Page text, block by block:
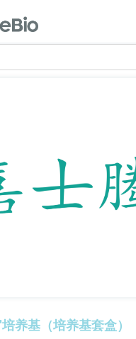
养基（培养基套盒）